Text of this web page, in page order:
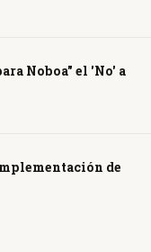
Noboa" el 'No' a
de